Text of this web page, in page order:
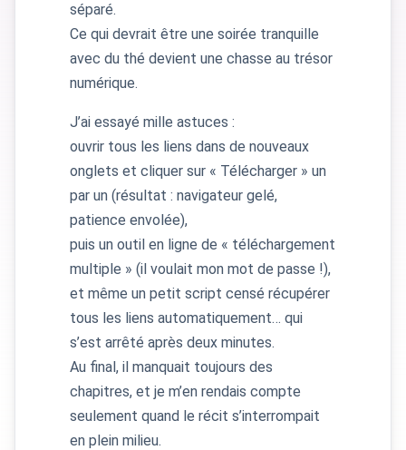
séparé.
Ce qui devrait être une soirée tranquille
avec du thé devient une chasse au trésor
numérique.
J’ai essayé mille astuces :
ouvrir tous les liens dans de nouveaux
onglets et cliquer sur « Télécharger » un
par un (résultat : navigateur gelé,
patience envolée),
puis un outil en ligne de « téléchargement
multiple » (il voulait mon mot de passe !),
et même un petit script censé récupérer
tous les liens automatiquement… qui
s’est arrêté après deux minutes.
Au final, il manquait toujours des
chapitres, et je m’en rendais compte
seulement quand le récit s’interrompait
en plein milieu.